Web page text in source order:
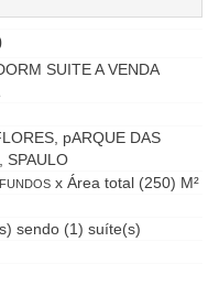
SUITE A VENDA
pARQUE DAS
SPAULO
FUNDOS x Área total (250) M²
sendo (1) suíte(s)